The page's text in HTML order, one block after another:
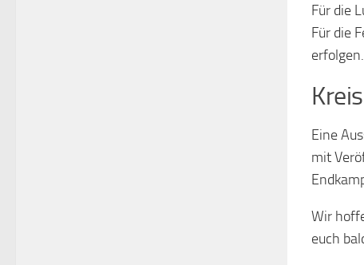
Für die
Für die
erfolgen.
Eine
mit
Wir
euch